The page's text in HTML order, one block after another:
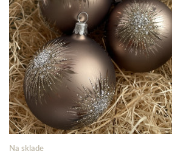
Na sklade